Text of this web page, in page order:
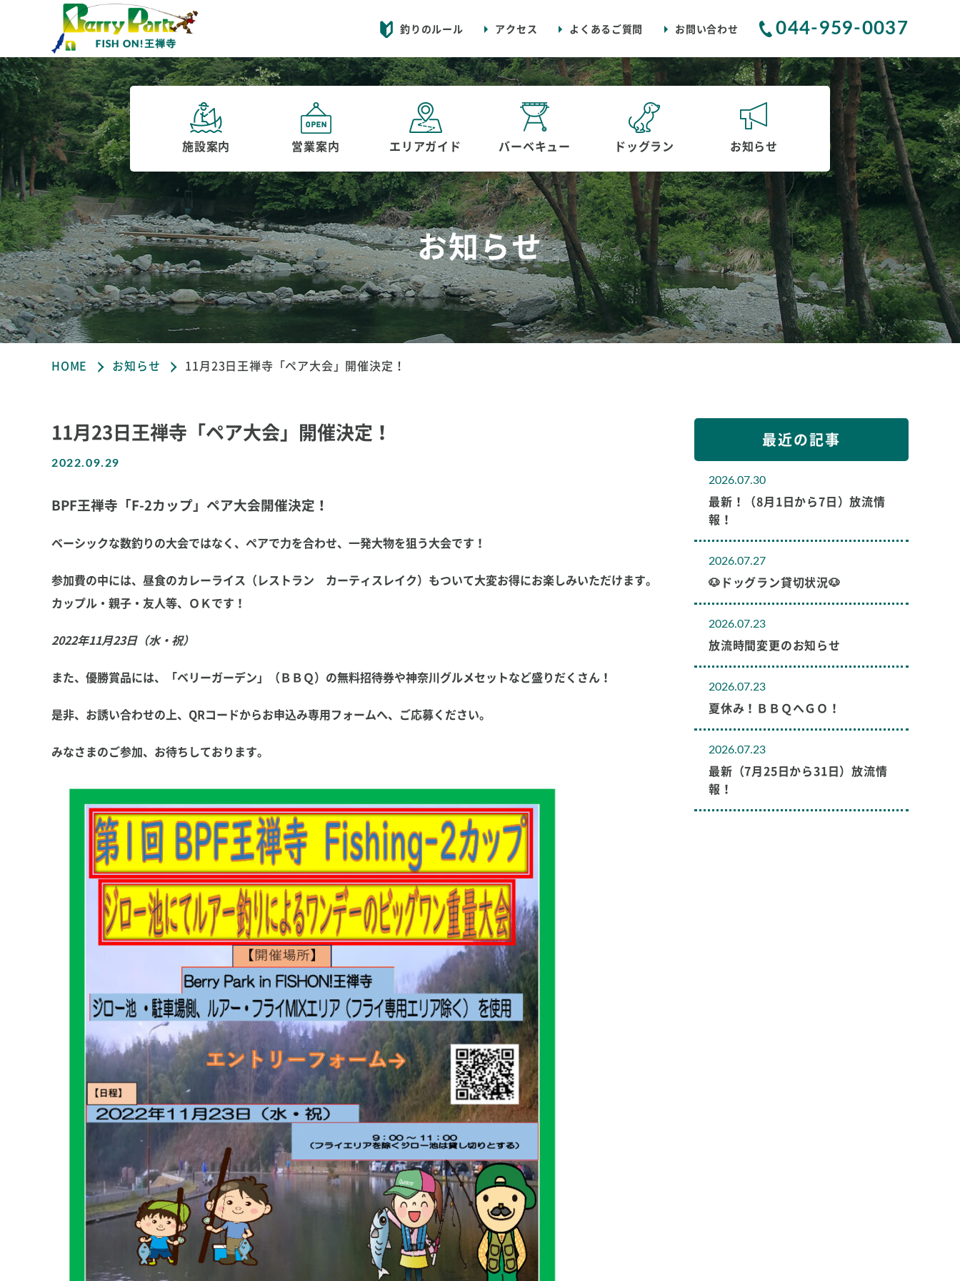
釣りのルール アクセス よくあるご質問 お問い合わせ 044-959-0037
施設案内 営業案内 エリアガイド バーベキュー ドッグラン お知らせ
お知らせ
HOME お知らせ 11月23日王禅寺「ペア大会」開催決定！
11月23日王禅寺「ペア大会」開催決定！
2022.09.29
BPF王禅寺「F-2カップ」ペア大会開催決定！
ベーシックな数釣りの大会ではなく、ペアで力を合わせ、一発大物を狙う大会です！
参加費の中には、昼食のカレーライス（レストラン カーティスレイク）もついて大変お得にお楽しみいただけます。
カップル・親子・友人等、ＯＫです！
2022年11月23日（水・祝）
また、優勝賞品には、「ベリーガーデン」（ＢＢＱ）の無料招待券や神奈川グルメセットなど盛りだくさん！
是非、お誘い合わせの上、QRコードからお申込み専用フォームへ、ご応募ください。
みなさまのご参加、お待ちしております。
最近の記事
2026.07.30
最新！（8月1日から7日）放流情
報！
2026.07.27
🐶ドッグラン貸切状況🐶
2026.07.23
放流時間変更のお知らせ
2026.07.23
夏休み！ＢＢＱへＧＯ！
2026.07.23
最新（7月25日から31日）放流情
報！